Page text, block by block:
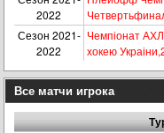
2022
Сезон 2021-
2022
Чемпіонат АХЛ
хокею
Все матчи игрока